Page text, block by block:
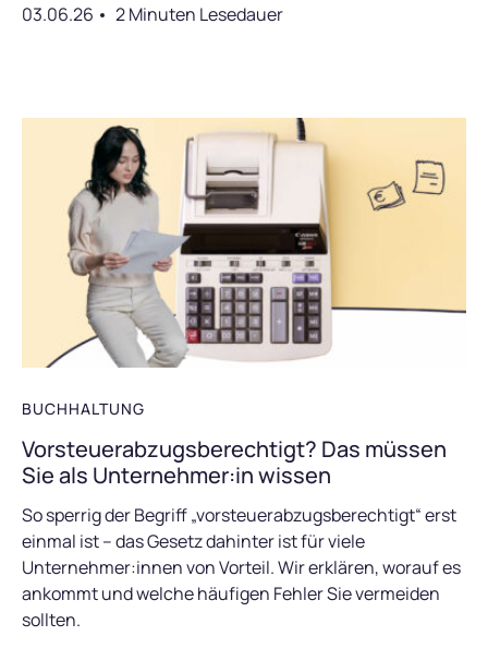
03.06.26 2 Minuten Lesedauer
BUCHHALTUNG
Vorsteuerabzugsberechtigt? Das müssen
Sie als Unternehmer:in wissen
So sperrig der Begriff „vorsteuerabzugsberechtigt“ erst
einmal ist – das Gesetz dahinter ist für viele
Unternehmer:innen von Vorteil. Wir erklären, worauf es
ankommt und welche häufigen Fehler Sie vermeiden
sollten.